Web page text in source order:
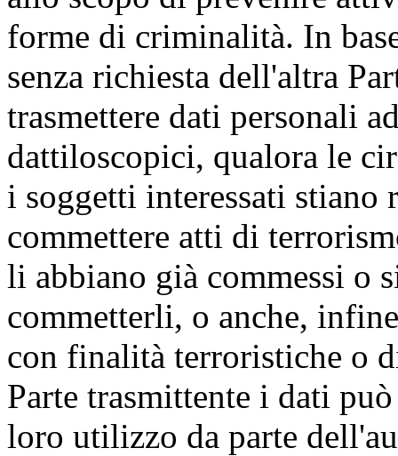
forme di criminalità. In
senza richiesta dell'altra
trasmettere dati personali
dattiloscopici, qualora le
i soggetti interessati stiano
commettere atti di
li abbiano già commessi o
commetterli, o anche,
con finalità terroristiche o
Parte trasmittente i dati
loro utilizzo da parte